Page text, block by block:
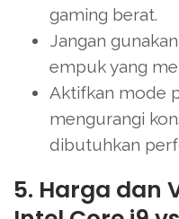
gaming berat.
Jangan
empuk yang
Aktifkan mode
mengurangi
dibutuhkan
5. Harga dan